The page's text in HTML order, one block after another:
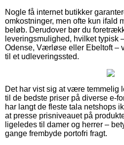
Nogle få internet butikker
omkostninger, men ofte kun ifald
beløb. Derudover bør du
leveringsmulighed, hvilket typisk
Odense, Værløse eller Ebeltoft –
til et udleveringssted.
Det har vist sig at være temmelig
til de bedste priser på diverse e-
har langt de fleste tala netshops
at presse prisniveauet på
ligeledes til damer og herrer –
gange frembyde portofri fragt.